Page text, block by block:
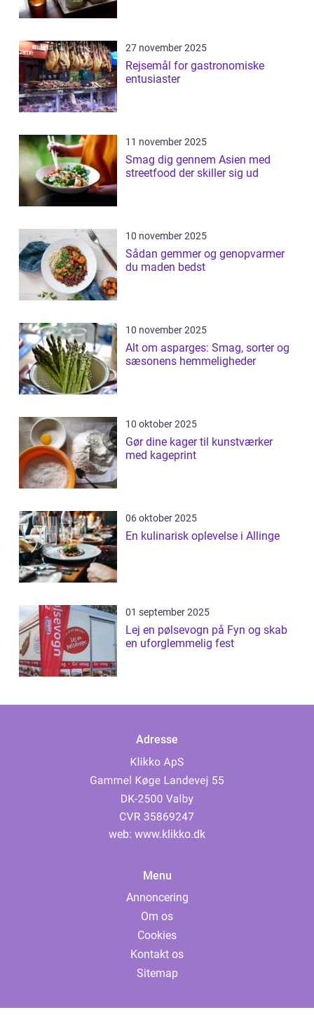
27 november 2025
Rejsemål for gastronomiske
entusiaster
11 november 2025
Smag dig gennem Asien med
streetfood der skiller sig ud
10 november 2025
Sådan gemmer og genopvarmer
du maden bedst
10 november 2025
Alt om asparges: Smag, sorter og
sæsonens hemmeligheder
10 oktober 2025
Gør dine kager til kunstværker
med kageprint
06 oktober 2025
En kulinarisk oplevelse i Allinge
01 september 2025
Lej en pølsevogn på Fyn og skab
en uforglemmelig fest
Adresse
web: www.klikko.dk
Menu
Annoncering
Om os
Cookies
Kontakt os
Sitemap